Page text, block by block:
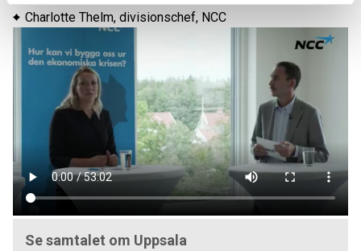
Charlotte Thelm, divisionschef, NCC
Se samtalet om Uppsala